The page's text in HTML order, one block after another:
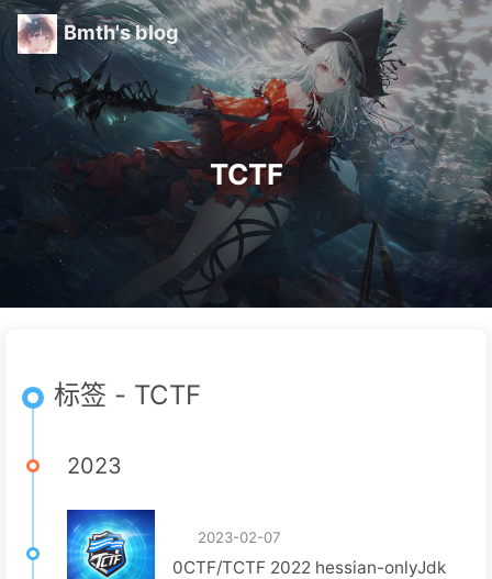
Bmth's blog
TCTF
标签 - TCTF
2023
2023-02-07
0CTF/TCTF 2022 hessian-onlyJdk